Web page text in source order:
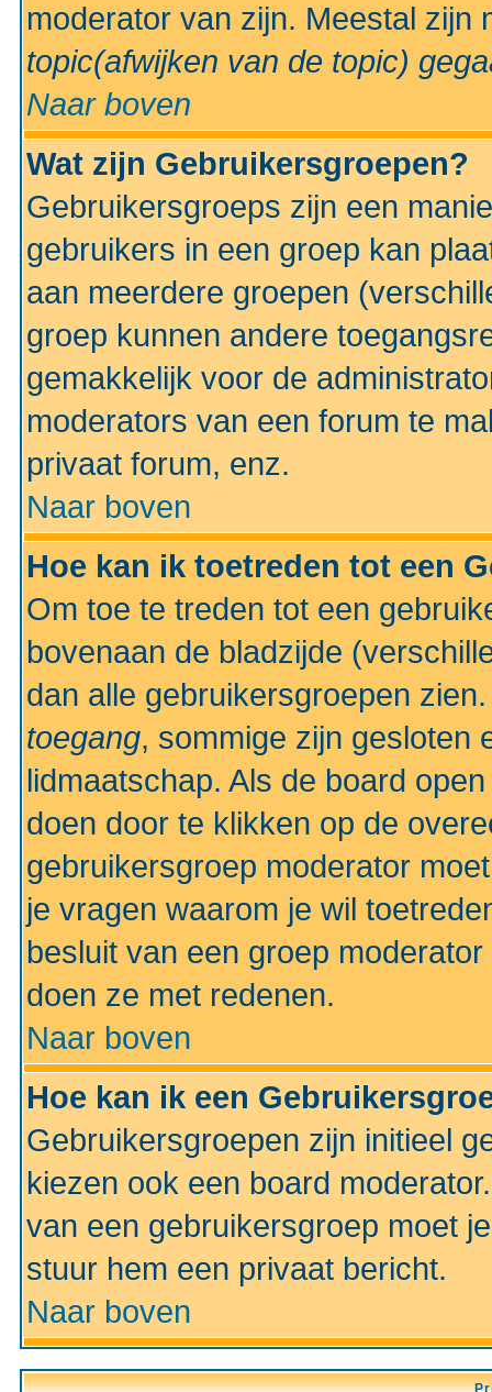
moderator van zijn. Meestal
topic(afwijken van de topic)
Naar boven
Wat zijn Gebruikersgroepen?
Gebruikersgroeps zijn een
gebruikers in een groep kan
aan meerdere groepen
groep kunnen andere
gemakkelijk voor de
moderators van een forum te
privaat forum, enz.
Naar boven
Hoe kan ik toetreden tot een
Om toe te treden tot een
bovenaan de bladzijde
dan alle gebruikersgroepen
toegang, sommige zijn gesloten
lidmaatschap. Als de board
doen door te klikken op de
gebruikersgroep moderator
je vragen waarom je wil
besluit van een groep
doen ze met redenen.
Naar boven
Hoe kan ik een
Gebruikersgroepen zijn initieel
kiezen ook een board
van een gebruikersgroep moet
stuur hem een privaat bericht.
Naar boven